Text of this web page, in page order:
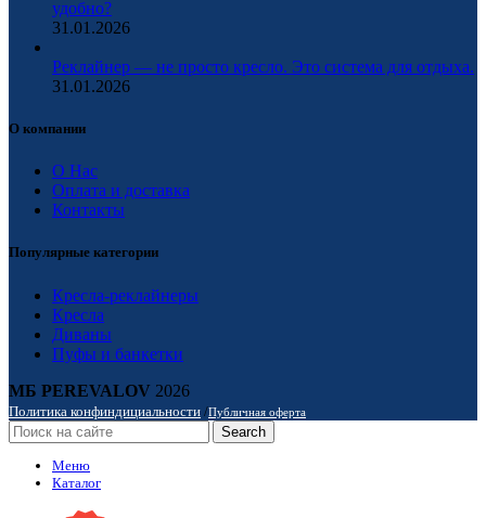
удобно?
31.01.2026
Реклайнер — не просто кресло. Это система для отдыха.
31.01.2026
О компании
О Нас
Оплата и доставка
Контакты
Популярные категории
Кресла-реклайнеры
Кресла
Диваны
Пуфы и банкетки
МБ PEREVALOV 2026
Политика конфиндициальности /Публичная оферта
Search
Меню
Каталог